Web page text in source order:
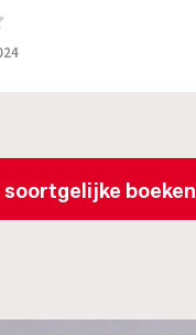
soortgelijke boeken